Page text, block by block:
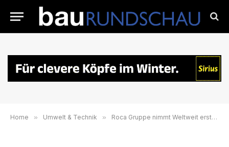
Home » Umwelt & Technik » Roca Gruppe nimmt Weltweit ersten CO2-Freien elektrischen Tunnelofen